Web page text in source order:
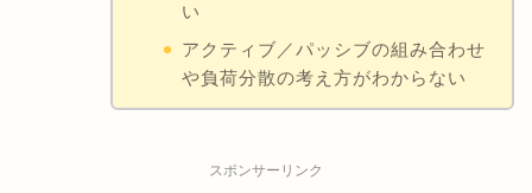
い
アクティブ／パッシブの組み合わせ
や負荷分散の考え方がわからない
スポンサーリンク